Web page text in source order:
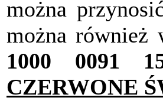
można
można również
1000 0091
CZERWONE